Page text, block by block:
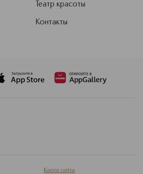
Театр красоты
Контакты
Карта сайта